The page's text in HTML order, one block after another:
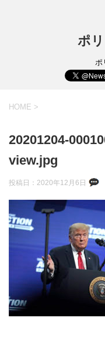
ポ
ポ
HOME >
20201204-
view.jpg
投稿日： 2020年12月6日